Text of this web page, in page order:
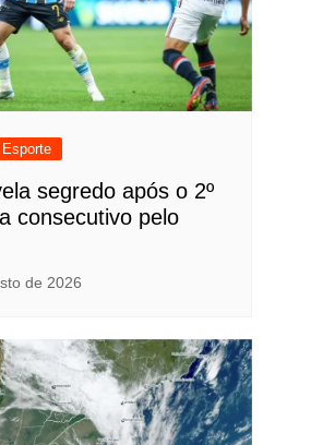
Esporte
segredo após o 2º
consecutivo pelo
de 2026